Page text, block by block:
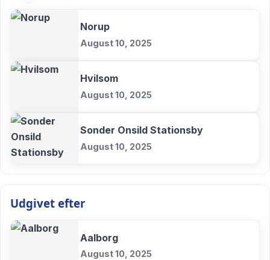
Norup
August 10, 2025
Hvilsom
August 10, 2025
Sonder Onsild Stationsby
August 10, 2025
Udgivet efter
Aalborg
August 10, 2025